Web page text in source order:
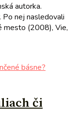
autorka.
nej nasledovali
mesto (2008), Vie,
či